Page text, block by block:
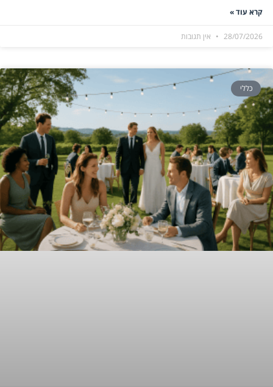
קרא עוד »
28/07/2026 אין תגובות
כללי